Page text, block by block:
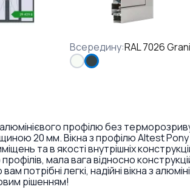
Всередину:RAL 7026
профілю без
20 мм. Вікна з профілю Altest Pony
та в якості внутрішніх
мала вага відносно
потрібні легкі, надійні вікна з
рішенням!